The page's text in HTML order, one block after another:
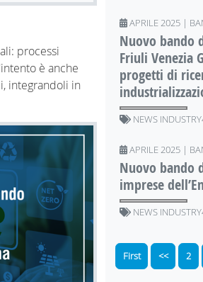
processi
è anche
integrandoli in
APRILE 2025 |
Nuovo bando
Friuli Venezia
progetti di
NEWS
APRILE 2025 |
Nuovo bando
imprese
NEWS
First << 2